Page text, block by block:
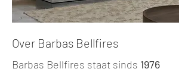
Over Barbas Bellfires
Barbas Bellfires staat sinds 1976